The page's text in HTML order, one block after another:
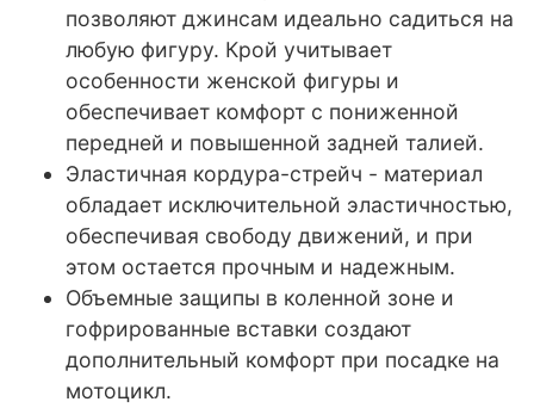
позволяют джинсам идеально садиться на
любую фигуру. Крой учитывает
особенности женской фигуры и
обеспечивает комфорт с пониженной
передней и повышенной задней талией.
Эластичная кордура-стрейч - материал
обладает исключительной эластичностью,
обеспечивая свободу движений, и при
этом остается прочным и надежным.
Объемные защипы в коленной зоне и
гофрированные вставки создают
дополнительный комфорт при посадке на
мотоцикл.